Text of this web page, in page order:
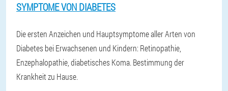
SYMPTOME VON DIABETES
Die ersten Anzeichen und Hauptsymptome aller Arten von
Diabetes bei Erwachsenen und Kindern: Retinopathie,
Enzephalopathie, diabetisches Koma. Bestimmung der
Krankheit zu Hause.